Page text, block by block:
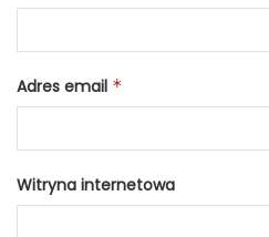
Adres email *
Witryna internetowa